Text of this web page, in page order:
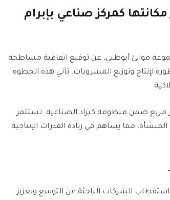
كمركز صناعي بإبرام
موانئ أبوظبي، عن توقيع اتفاقية مساطحة
لإنتاج وتوزيع المشروبات. تأتي هذه الخطوة
المنشأة الجديدة على مساحة تقارب 32,500 متر مربع ضمن منظومة كيزاد الصناعية. تستثمر
في تطوير هذه المنشأة، مما يساهم في زيادة القدرات الإنتاجية
استقطاب الشركات الباحثة عن التوسع وتعزيز